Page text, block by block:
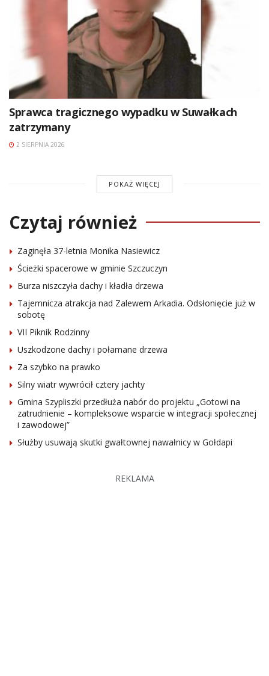
Sprawca tragicznego wypadku w Suwałkach
zatrzymany
2 SIERPNIA 2026
POKAŻ WIĘCEJ
Czytaj również
Zaginęła 37-letnia Monika Nasiewicz
Ścieżki spacerowe w gminie Szczuczyn
Burza niszczyła dachy i kładła drzewa
Tajemnicza atrakcja nad Zalewem Arkadia. Odsłonięcie już w
sobotę
VII Piknik Rodzinny
Uszkodzone dachy i połamane drzewa
Za szybko na prawko
Silny wiatr wywrócił cztery jachty
Gmina Szypliszki przedłuża nabór do projektu „Gotowi na
zatrudnienie – kompleksowe wsparcie w integracji społecznej
i zawodowej”
Służby usuwają skutki gwałtownej nawałnicy w Gołdapi
REKLAMA